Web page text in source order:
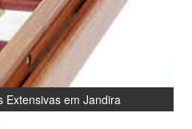
Extensivas em Jandira